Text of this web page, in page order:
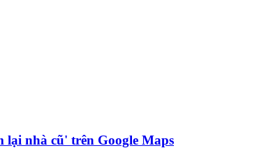
nhà cũ' trên Google Maps